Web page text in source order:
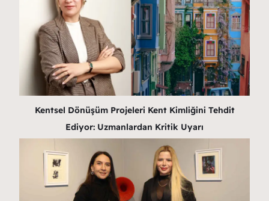
Kentsel Dönüşüm Projeleri Kent Kimliğini Tehdit
Ediyor: Uzmanlardan Kritik Uyarı